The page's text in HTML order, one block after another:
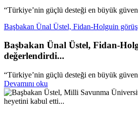
“Türkiye’nin güçlü desteği en büyük
Başbakan Ünal Üstel, Fidan-Holguin
Başbakan Ünal Üstel, Fidan-
değerlendirdi...
“Türkiye’nin güçlü desteği en büyük
Devamını oku